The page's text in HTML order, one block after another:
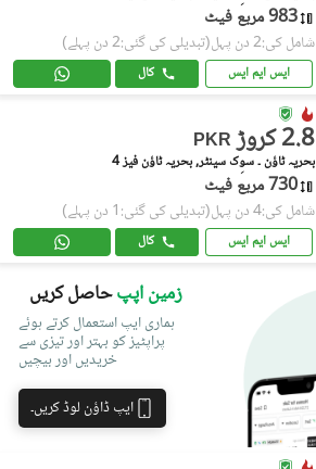
983 مربع فیٹ
شامل کی:2 دن پہل (تبدیلی کی گئی:2 دن پہلے)
ایس ایم ایس کال
PKR 2.8 کروڑ
بحریہ ٹاؤن ۔ سوِک سینٹر, بحریہ ٹاؤن فیز 4
730 مربع فیٹ
شامل کی:4 دن پہل (تبدیلی کی گئی:1 دن پہلے)
ایس ایم ایس کال
زمین اپپحاصل کریں
ہماری ایپ استعمال کرتے ہوئے
پراپٹیز کو بہتر اور تیزی سے
خریدیں اور بیچیں
ایپ ڈاؤن لوڈ کریں۔